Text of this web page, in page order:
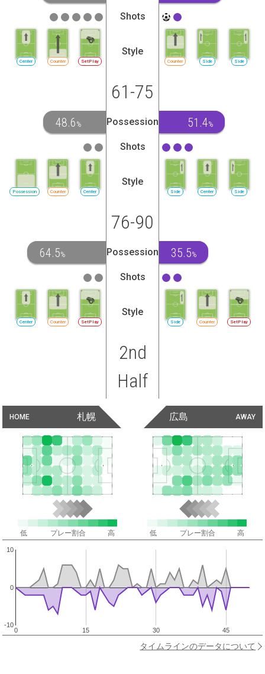
Shots
SetPlay
Counter
Center
Style
Counter Side Side
61-75
48.6 % Possession 51.4%
Shots
Center
Counter
Possession
Style
Side Center Side
76-90
64.5% Possession 35.5%
Shots
SetPlay
Counter
Center
Style
Side Counter SetPlay
2nd
Half
HOME 札幌 AWAY
広島
低 プレー割合 高 低 プレー割合 高
0 15 30 45
-10
0
10
タイムラインのデータについて